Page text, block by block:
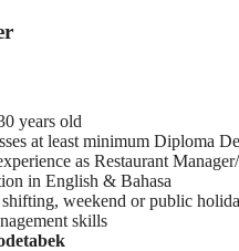
years old
at least minimum Diploma
as Restaurant
in English & Bahasa
weekend or public
skills